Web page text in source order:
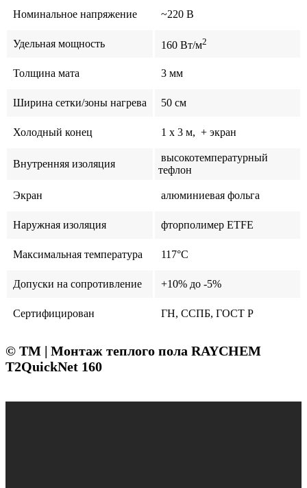
Номинальное напряжение ~220 В
Удельная мощность 160 Вт/м2
Толщина мата 3 мм
Ширина сетки/зоны нагрева 50 см
Холодный конец 1 x 3 м, + экран
Внутренняя изоляция
высокотемпературный
тефлон
Экран алюминиевая фольга
Наружная изоляция фторполимер ETFE
Максимальная температура 117°C
Допуски на сопротивление +10% до -5%
Сертифицирован ГН, ССПБ, ГОСТ Р
© ТМ | Монтаж теплого пола RAYCHEM
T2QuickNet 160